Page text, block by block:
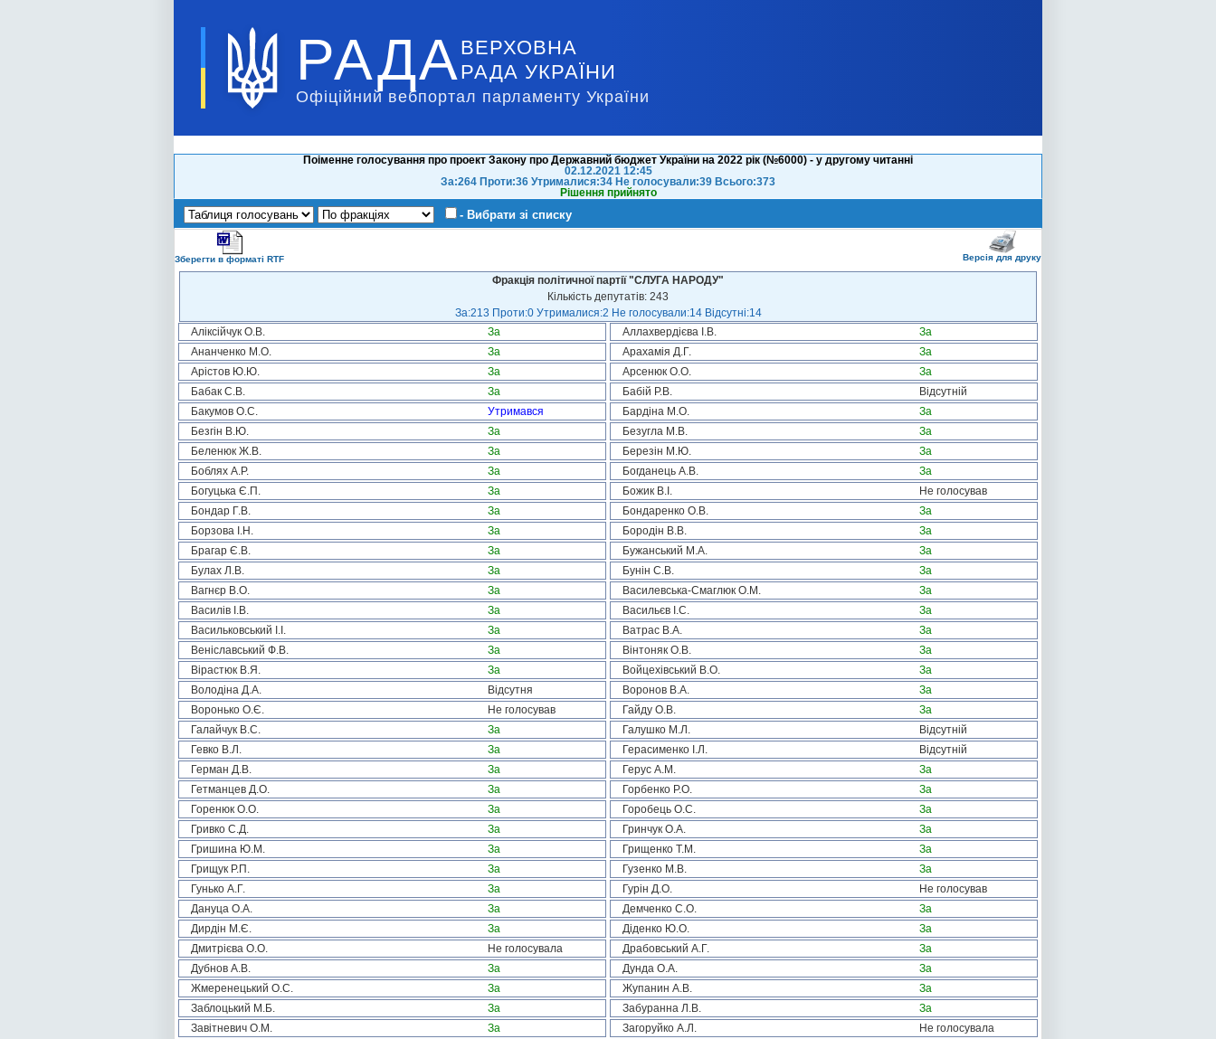
РАДА ВЕРХОВНА
РАДА УКРАЇНИ
Офіційний вебпортал парламенту України
Поіменне голосування про проект Закону про Державний бюджет України на 2022 рік (№6000) - у другому читанні
02.12.2021 12:45
За:264 Проти:36 Утрималися:34 Не голосували:39 Всього:373
Рішення прийнято
- Вибрати зі списку
Зберегти в форматі RTF Версія для друку
Фракція політичної партії "СЛУГА НАРОДУ"
Кількість депутатів: 243
За:213 Проти:0 Утрималися:2 Не голосували:14 Відсутні:14
Аліксійчук О.В.
За Аллахвердієва І.В.
За
Ананченко М.О.
За Арахамія Д.Г.
За
Арістов Ю.Ю.
За Арсенюк О.О.
За
Бабак С.В.
За Бабій Р.В.
Відсутній
Бакумов О.С.
Утримався Бардіна М.О.
За
Безгін В.Ю.
За Безугла М.В.
За
Беленюк Ж.В.
За Березін М.Ю.
За
Боблях А.Р.
За Богданець А.В.
За
Богуцька Є.П.
За Божик В.І.
Не голосував
Бондар Г.В.
За Бондаренко О.В.
За
Борзова І.Н.
За Бородін В.В.
За
Брагар Є.В.
За Бужанський М.А.
За
Булах Л.В.
За Бунін С.В.
За
Вагнєр В.О.
За Василевська-Смаглюк О.М.
За
Василів І.В.
За Васильєв І.С.
За
Васильковський І.І.
За Ватрас В.А.
За
Веніславський Ф.В.
За Вінтоняк О.В.
За
Вірастюк В.Я.
За Войцехівський В.О.
За
Володіна Д.А.
Відсутня Воронов В.А.
За
Воронько О.Є.
Не голосував Гайду О.В.
За
Галайчук В.С.
За Галушко М.Л.
Відсутній
Гевко В.Л.
За Герасименко І.Л.
Відсутній
Герман Д.В.
За Герус А.М.
За
Гетманцев Д.О.
За Горбенко Р.О.
За
Горенюк О.О.
За Горобець О.С.
За
Гривко С.Д.
За Гринчук О.А.
За
Гришина Ю.М.
За Грищенко Т.М.
За
Грищук Р.П.
За Гузенко М.В.
За
Гунько А.Г.
За Гурін Д.О.
Не голосував
Дануца О.А.
За Демченко С.О.
За
Дирдін М.Є.
За Діденко Ю.О.
За
Дмитрієва О.О.
Не голосувала Драбовський А.Г.
За
Дубнов А.В.
За Дунда О.А.
За
Жмеренецький О.С.
За Жупанин А.В.
За
Заблоцький М.Б.
За Забуранна Л.В.
За
Завітневич О.М.
За Загоруйко А.Л.
Не голосувала